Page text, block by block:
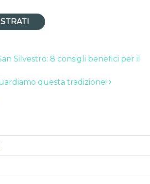
Silvestro: 8 consigli benefici per il
questa tradizione!